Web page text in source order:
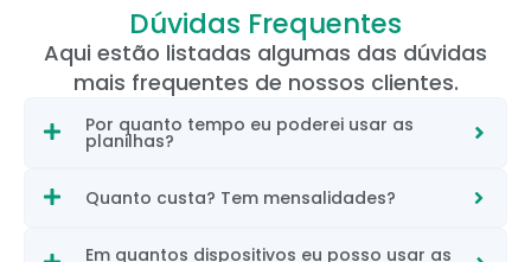
Dúvidas Frequentes
Aqui estão listadas algumas das dúvidas
mais frequentes de nossos clientes.
Por quanto tempo eu poderei usar as
planilhas?
Quanto custa? Tem mensalidades?
Em quantos dispositivos eu posso usar as